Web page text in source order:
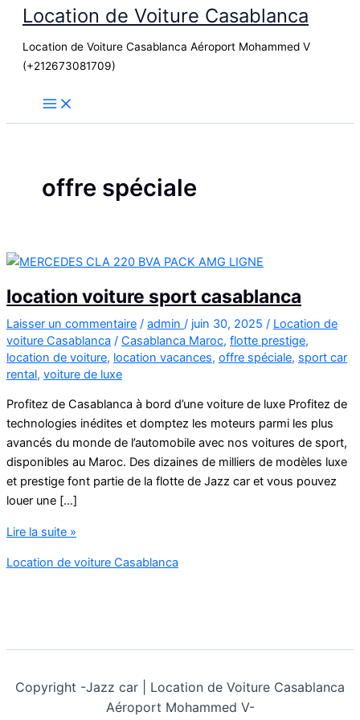
contenu
Location de Voiture Casablanca
Location de Voiture Casablanca Aéroport Mohammed V
(+212673081709)
offre spéciale
location voiture sport casablanca
Laisser un commentaire / admin / juin 30, 2025 / Location de
voiture Casablanca / Casablanca Maroc, flotte prestige,
location de voiture, location vacances, offre spéciale, sport car
rental, voiture de luxe
Profitez de Casablanca à bord d’une voiture de luxe Profitez de
technologies inédites et domptez les moteurs parmi les plus
avancés du monde de l’automobile avec nos voitures de sport,
disponibles au Maroc. Des dizaines de milliers de modèles luxe
et prestige font partie de la flotte de Jazz car et vous pouvez
louer une […]
location
sport
Lire la suite »
Location de voiture Casablanca
Copyright -Jazz car | Location de Voiture Casablanca
Aéroport Mohammed V-